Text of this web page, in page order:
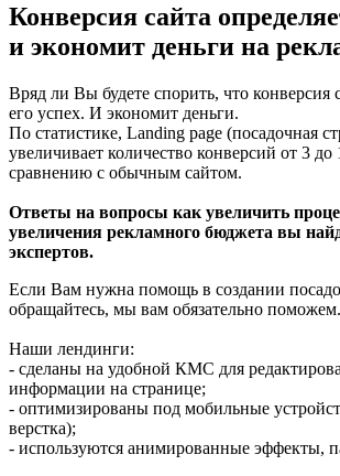
Конверсия сайта
и экономит деньги на
Вряд ли Вы будете спорить, что конверсия
его успех. И экономит деньги.
По статистике, Landing page (посадочная
увеличивает количество конверсий от 3 до
сравнению с обычным сайтом.
Ответы на вопросы как увеличить
увеличения рекламного бюджета вы
экспертов.
Если Вам нужна помощь в создании
обращайтесь, мы вам обязательно поможем.
Наши лендинги:
- сделаны на удобной КМС для
информации на странице;
- оптимизированы под мобильные
верстка);
- используются анимированные эффекты,